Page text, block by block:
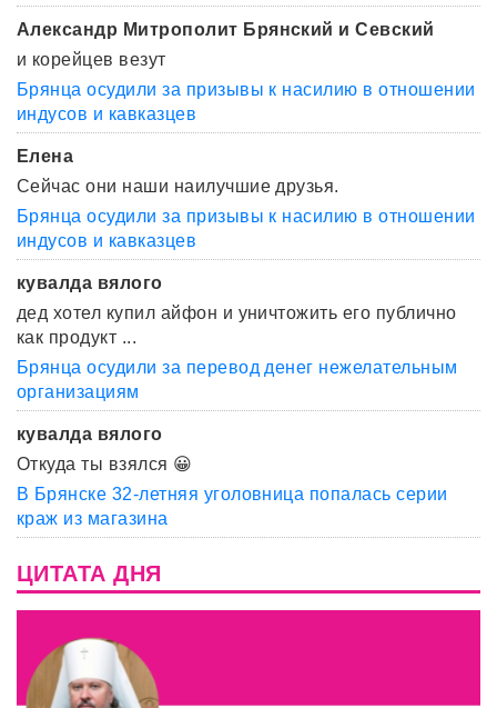
Александр Митрополит Брянский и Севский
и корейцев везут
Брянца осудили за призывы к насилию в отношении
индусов и кавказцев
Елена
Сейчас они наши наилучшие друзья.
Брянца осудили за призывы к насилию в отношении
индусов и кавказцев
кувалда вялого
дед хотел купил айфон и уничтожить его публично
как продукт ...
Брянца осудили за перевод денег нежелательным
организациям
кувалда вялого
Откуда ты взялся 😀
В Брянске 32-летняя уголовница попалась серии
краж из магазина
ЦИТАТА ДНЯ